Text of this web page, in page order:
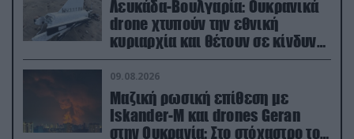
Λευκάδα-Βουλγαρία: Ουκρανικά
drone χτυπούν την εθνική
κυριαρχία και θέτουν σε κίνδυνο
οικονομίες χωρών του ΝΑΤΟ
09.08.2026
Μαζική ρωσική επίθεση με
Iskander-M και drones Geran
στην Ουκρανία: Στο στόχαστρο το